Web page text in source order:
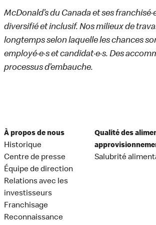
McDonald’s du Canada et ses
diversifié et inclusif. Nos milieux de
longtemps selon laquelle les chances
employé·e·s et candidat·e·s. Des
processus d’embauche.
À propos de nous
Historique
Centre de presse
Équipe de direction
Relations avec les
investisseurs
Franchisage
Reconnaissance
Qualité des
Salubrité